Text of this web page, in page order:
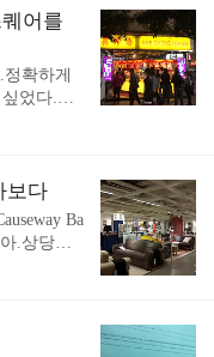
카메라
지를 알
저녁을
게 없으
로다른 딤
나하나
다보니,
라 그런
런데 아
어를
확하게
었다.하
육포 프
고, 맛도
추적추적
실 사진
사고서는
박스 라
일 중
블로그를
보다
Ba
.상당히
보거나
들 자체